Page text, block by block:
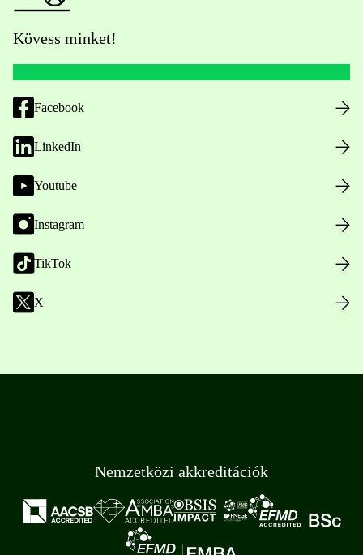
Kövess minket!
Facebook
LinkedIn
Youtube
Instagram
TikTok
X
Nemzetközi akkreditációk